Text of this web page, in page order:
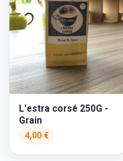
L'estra corsé 250G -
Grain
4,00 €